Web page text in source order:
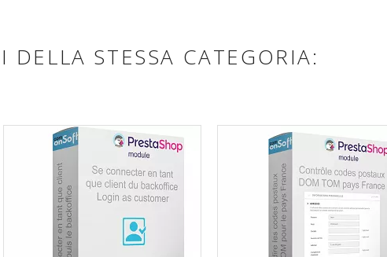
STESSA CATEGORIA: